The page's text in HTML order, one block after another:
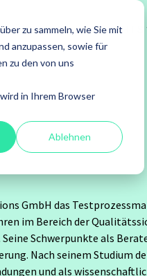
zu sammeln, wie Sie mit
anzupassen, sowie für
zu den von uns
in Ihrem Browser
Ablehnen
für Jira
Xray Essentials
Xray für
Xray für
ÜBER UNS INSIGHTS
GmbH das
im Bereich der
Schwerpunkte als
Nach seinem Studium
und als